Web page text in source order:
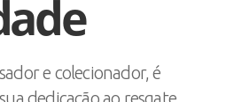
e colecionador, é